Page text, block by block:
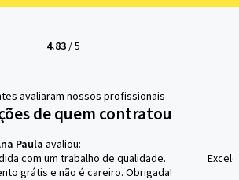
4.83/5
avaliaram nossos profissionais
de quem contratou
Paula avaliou:
com um trabalho de qualidade.
grátis e não é careiro. Obrigada!